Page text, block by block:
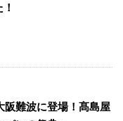
阪難波に登場！髙島屋